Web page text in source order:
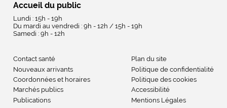
Accueil du public
Lundi : 15h - 19h
Du mardi au vendredi : 9h - 12h / 15h - 19h
Samedi : 9h - 12h
Contact santé
Nouveaux arrivants
Coordonnées et horaires
Marchés publics
Publications
Plan du site
Politique de confidentialité
Politique des cookies
Accessibilité
Mentions Légales